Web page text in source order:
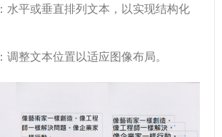
：水平或垂直排列文本，以实现结构化
：调整文本位置以适应图像布局。